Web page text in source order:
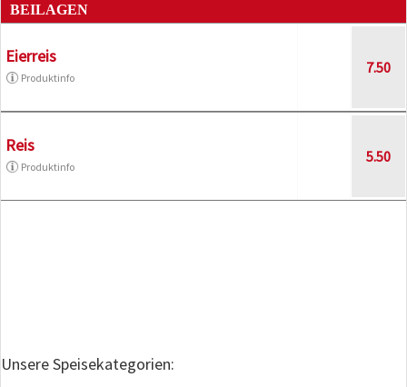
BEILAGEN
Eierreis
Produktinfo
7.50
Reis
Produktinfo
5.50
Unsere Speisekategorien: